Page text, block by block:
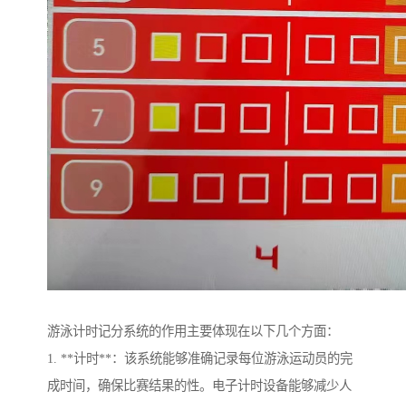
游泳计时记分系统的作用主要体现在以下几个方面：
1. **计时**：该系统能够准确记录每位游泳运动员的完
成时间，确保比赛结果的性。电子计时设备能够减少人